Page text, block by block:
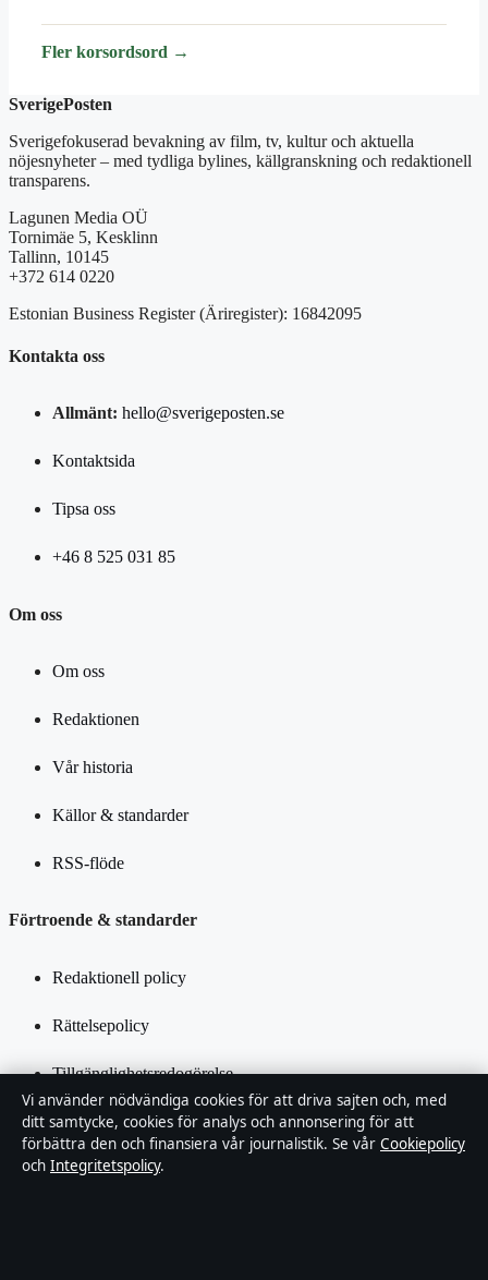
Fler korsordsord →
SverigePosten
Sverigefokuserad bevakning av film, tv, kultur och aktuella
nöjesnyheter – med tydliga bylines, källgranskning och redaktionell
transparens.
Lagunen Media OÜ
Tornimäe 5, Kesklinn
Tallinn, 10145
+372 614 0220
Estonian Business Register (Äriregister): 16842095
Kontakta oss
Allmänt: hello@sverigeposten.se
Kontaktsida
Tipsa oss
+46 8 525 031 85
Om oss
Om oss
Redaktionen
Vår historia
Källor & standarder
RSS-flöde
Förtroende & standarder
Redaktionell policy
Rättelsepolicy
Tillgänglighetsredogörelse
Integritetspolicy
Kändisar & integritet
Vi använder nödvändiga cookies för att driva sajten och, med
ditt samtycke, cookies för analys och annonsering för att
förbättra den och finansiera vår journalistik. Se vår Cookiepolicy
och Integritetspolicy.